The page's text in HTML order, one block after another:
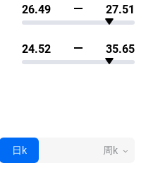
26.49 27.51
24.52 35.65
日k 周k